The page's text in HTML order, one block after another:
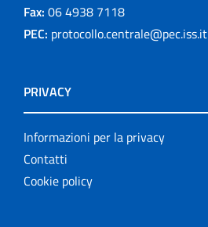
Fax: 06 4938 7118
PEC: protocollo.centrale@pec.iss.it
PRIVACY
Informazioni per la privacy
Contatti
Cookie policy